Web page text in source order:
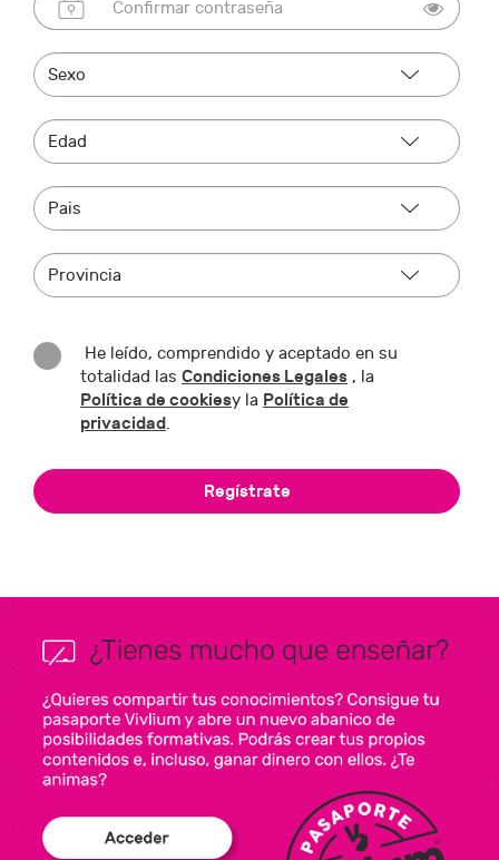
He leído, comprendido y aceptado en su
totalidad las Condiciones Legales , la
Política de cookiesy la Política de
privacidad.